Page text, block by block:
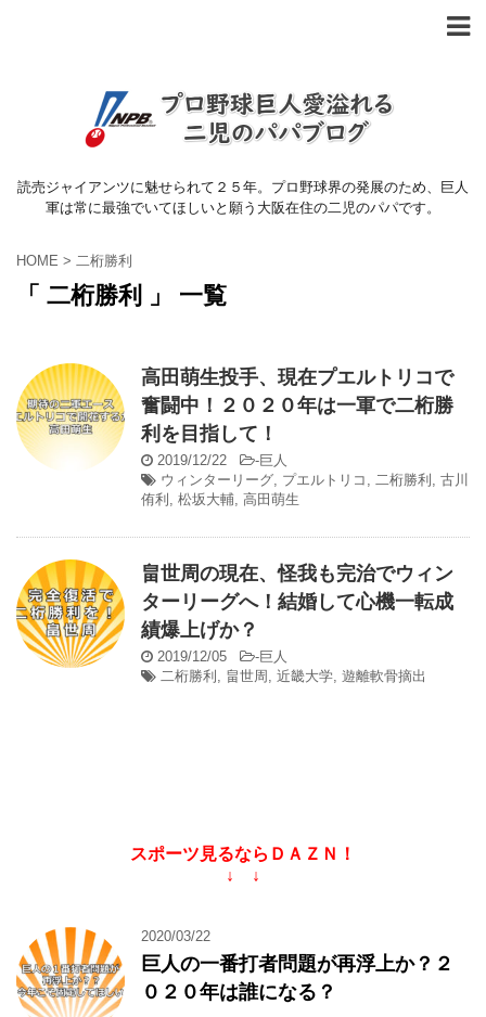
読売ジャイアンツに魅せられて２５年。プロ野球界の発展のため、巨人
軍は常に最強でいてほしいと願う大阪在住の二児のパパです。
HOME > 二桁勝利
「 二桁勝利 」 一覧
高田萌生投手、現在プエルトリコで
奮闘中！２０２０年は一軍で二桁勝
利を目指して！
2019/12/22 -巨人
ウィンターリーグ, プエルトリコ , 二桁勝利 , 古川
侑利 , 松坂大輔, 高田萌生
畠世周の現在、怪我も完治でウィン
ターリーグへ！結婚して心機一転成
績爆上げか？
2019/12/05 -巨人
二桁勝利 , 畠世周 , 近畿大学, 遊離軟骨摘出
スポーツ見るならＤＡＺＮ！
↓ ↓
2020/03/22
巨人の一番打者問題が再浮上か？２
０２０年は誰になる？